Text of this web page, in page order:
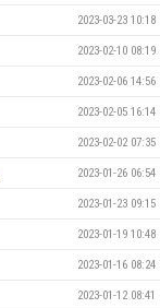
2023-03-23 10:18
2023-02-10 08:19
2023-02-06 14:56
2023-02-05 16:14
2023-02-02 07:35
2023-01-26 06:54
2023-01-23 09:15
2023-01-19 10:48
2023-01-16 08:24
2023-01-12 08:41